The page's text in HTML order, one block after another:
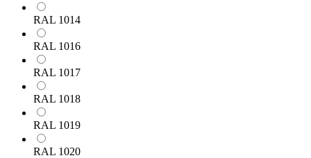
RAL 1014
RAL 1016
RAL 1017
RAL 1018
RAL 1019
RAL 1020